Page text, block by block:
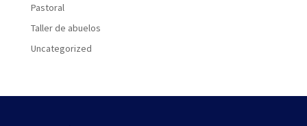
Pastoral
Taller de abuelos
Uncategorized